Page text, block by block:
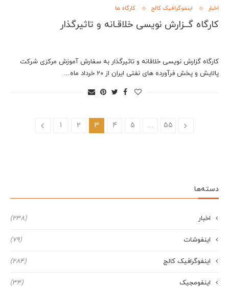
اخبار اینفوگرافیک کالج کارگاه ها
کارگاه گــزارش نویسی خلاقـانه و تاثيرگذار
کارگاه گزارش نویسی خلاقانه و تاثیرگذار به سفارش آموزش مرکزی شرکت
پالایش و پخش فرآورده های نفتی ایران از 20 خرداد ماه…
1 2 3 4 5 … 55
دسته‌ها
اخبار (238)
اینفوشات (79)
اینفوگرافیک کالج (284)
اینفومجیک (34)